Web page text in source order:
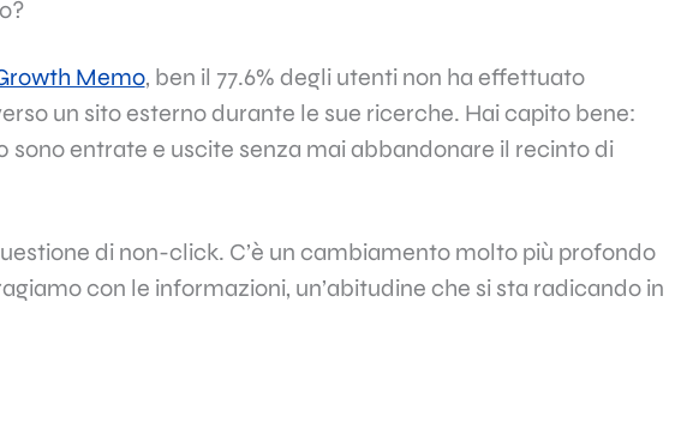
Memo, ben il 77.6% degli utenti non ha effettuato
un sito esterno durante le sue ricerche. Hai capito bene:
sono entrate e uscite senza mai abbandonare il recinto di
di non-click. C’è un cambiamento molto più profondo
con le informazioni, un’abitudine che si sta radicando in